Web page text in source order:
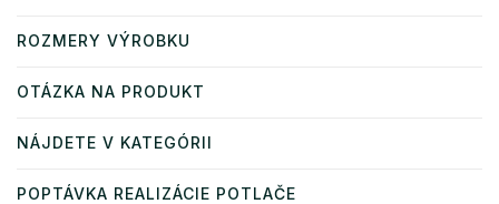
ROZMERY VÝROBKU
OTÁZKA NA PRODUKT
NÁJDETE V KATEGÓRII
POPTÁVKA REALIZÁCIE POTLAČE